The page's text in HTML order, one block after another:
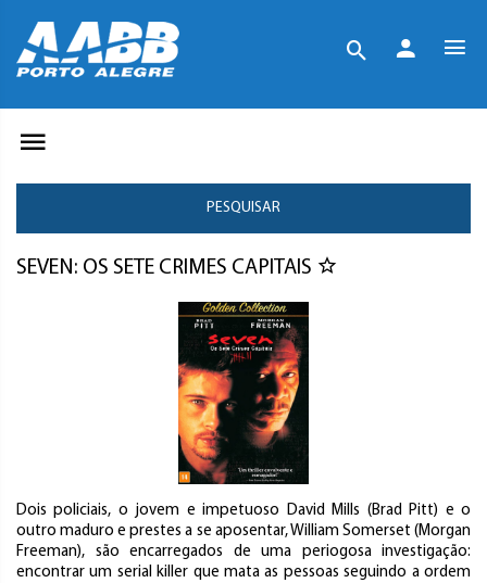
PESQUISAR
SEVEN: OS SETE CRIMES CAPITAIS
Dois policiais, o jovem e impetuoso David Mills (Brad Pitt) e o
outro maduro e prestes a se aposentar, William Somerset (Morgan
Freeman), são encarregados de uma periogosa investigação:
encontrar um serial killer que mata as pessoas seguindo a ordem